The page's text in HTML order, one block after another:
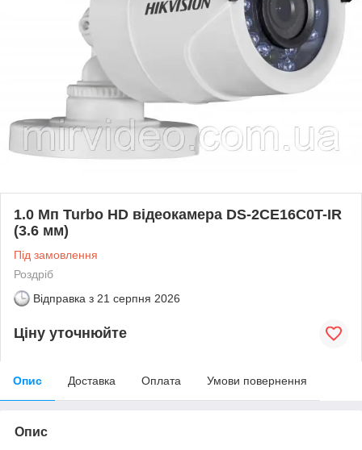
1.0 Мп Turbo HD відеокамера DS-2CE16C0T-IR
(3.6 мм)
Під замовлення
Роздріб
Відправка з 21 серпня 2026
Ціну уточнюйте
Опис Доставка Оплата Умови повернення
Опис